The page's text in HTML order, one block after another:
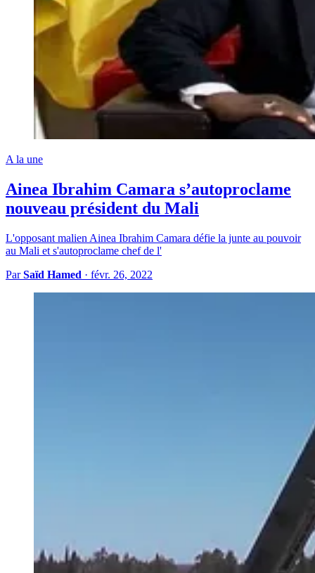
A la une
Ainea Ibrahim Camara s’autoproclame
nouveau président du Mali
L'opposant malien Ainea Ibrahim Camara défie la junte au pouvoir
au Mali et s'autoproclame chef de l'
ParSaïd Hamed · févr. 26, 2022